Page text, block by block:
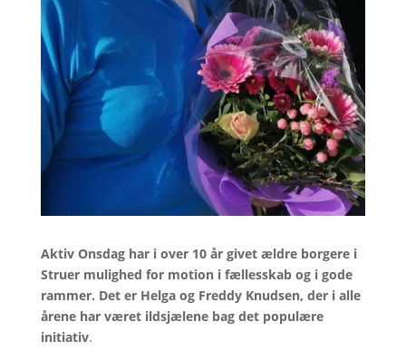
Aktiv Onsdag har i over 10 år givet ældre borgere i
Struer mulighed for motion i fællesskab og i gode
rammer. Det er Helga og Freddy Knudsen, der i alle
årene har været ildsjælene bag det populære
initiativ.